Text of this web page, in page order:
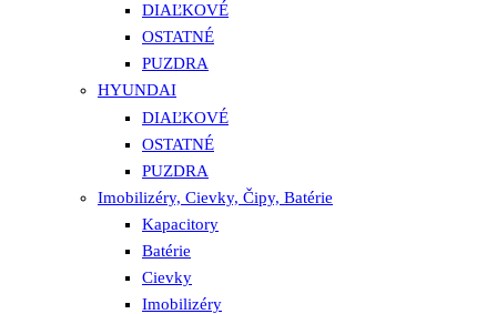
DIAĽKOVÉ
OSTATNÉ
PUZDRA
HYUNDAI
DIAĽKOVÉ
OSTATNÉ
PUZDRA
Imobilizéry, Cievky, Čipy, Batérie
Kapacitory
Batérie
Cievky
Imobilizéry